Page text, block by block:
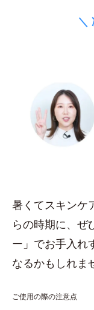
＼
暑くてスキンケ
らの時期に、ぜ
ー」でお手入れ
なるかもしれま
ご使用の際の注意点